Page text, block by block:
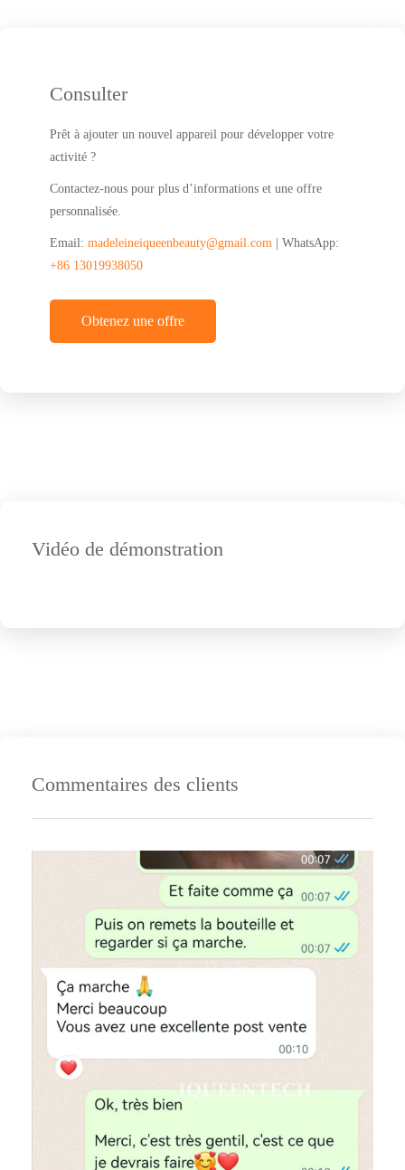
Consulter
Prêt à ajouter un nouvel appareil pour développer votre
activité ?
Contactez-nous pour plus d’informations et une offre
personnalisée.
Email: madeleineiqueenbeauty@gmail.com | WhatsApp:
+86 13019938050
Obtenez une offre
Vidéo de démonstration
Commentaires des clients